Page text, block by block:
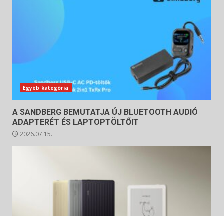
Egyéb kategória
A SANDBERG BEMUTATJA ÚJ BLUETOOTH AUDIÓ
ADAPTERÉT ÉS LAPTOPTÖLTŐIT
2026.07.15.